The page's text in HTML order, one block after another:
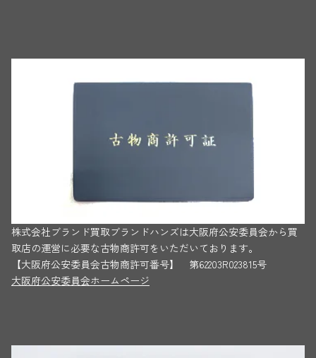
株式会社ブランド買取ブランドハンズは大阪府公安委員会から買
取店の運営に必要な古物商許可をいただいております。
【大阪府公安委員会古物商許可番号】 第62203R023815号
大阪府公安委員会ホームページ